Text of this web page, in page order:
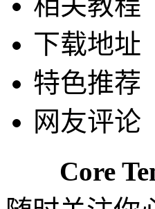
下载地址
特色推荐
网友评论
Core